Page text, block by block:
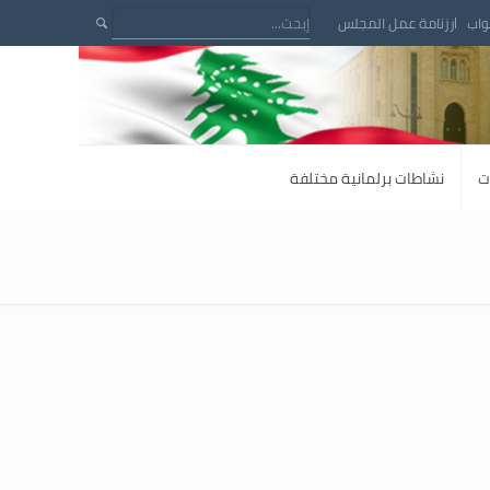
رزنامة عمل المجلس
نشاطات برلمانية مختلفة